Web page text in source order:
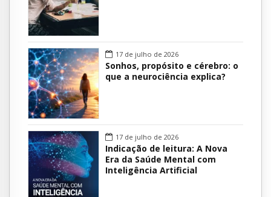
17 de julho de 2026
Sonhos, propósito e cérebro: o
que a neurociência explica?
17 de julho de 2026
Indicação de leitura: A Nova
Era da Saúde Mental com
Inteligência Artificial